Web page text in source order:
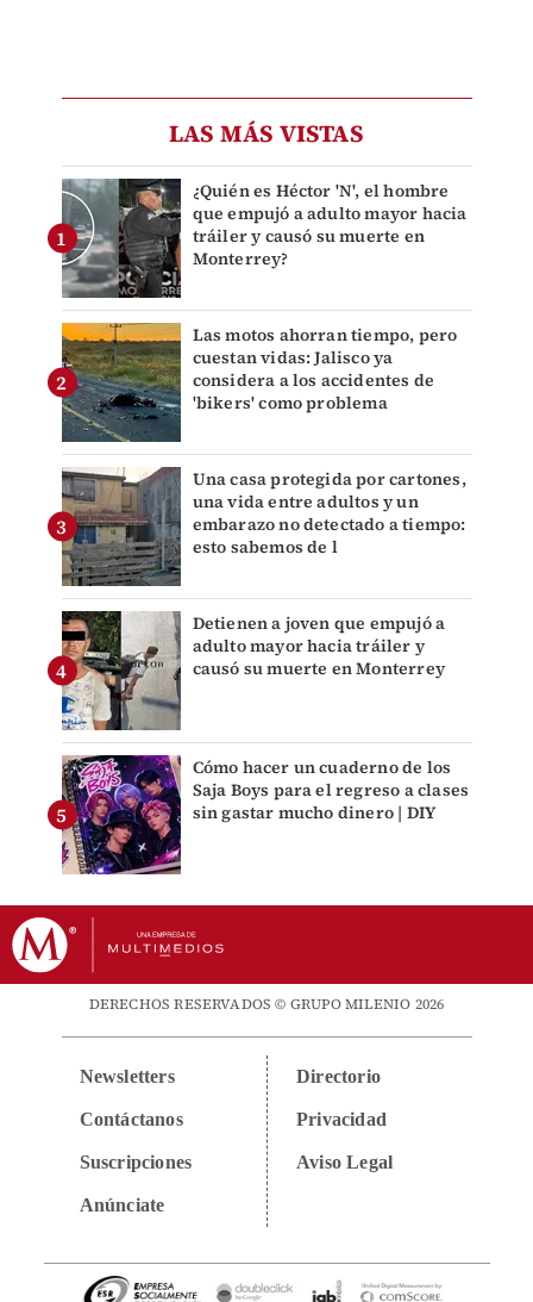
LAS MÁS VISTAS
¿Quién es Héctor 'N', el hombre
que empujó a adulto mayor hacia
tráiler y causó su muerte en
Monterrey?
Las motos ahorran tiempo, pero
cuestan vidas: Jalisco ya
considera a los accidentes de
'bikers' como problema
Una casa protegida por cartones,
una vida entre adultos y un
embarazo no detectado a tiempo:
esto sabemos de l
Detienen a joven que empujó a
adulto mayor hacia tráiler y
causó su muerte en Monterrey
Cómo hacer un cuaderno de los
Saja Boys para el regreso a clases
sin gastar mucho dinero | DIY
DERECHOS RESERVADOS © GRUPO MILENIO 2026
Newsletters
Contáctanos
Suscripciones
Anúnciate
Directorio
Privacidad
Aviso Legal